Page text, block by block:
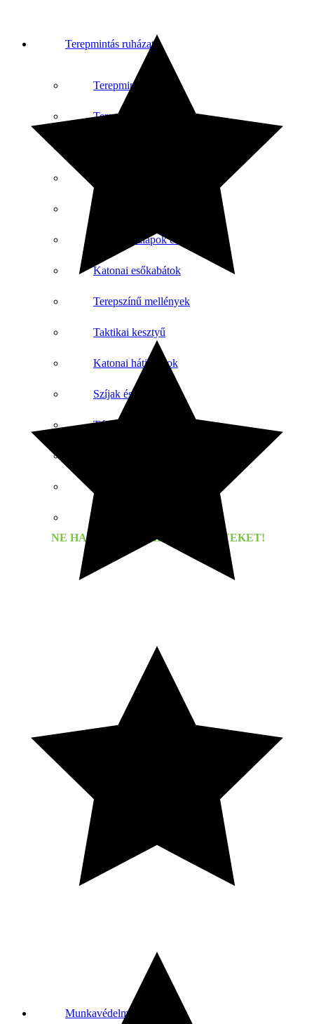
Terepmintás ruházat
Terepmintás nadrág
Terepmintás pólók
Sapkák, kalapok és csuklyák
Katonai esőkabátok
Terepszínű mellények
Taktikai kesztyű
Katonai hátizsákok
Szíjak és tokok
Túlélési segédeszközök
NE HAGYD KI AZ RENDEZVÉNYEKET!
Munkavédelmi kesztyű